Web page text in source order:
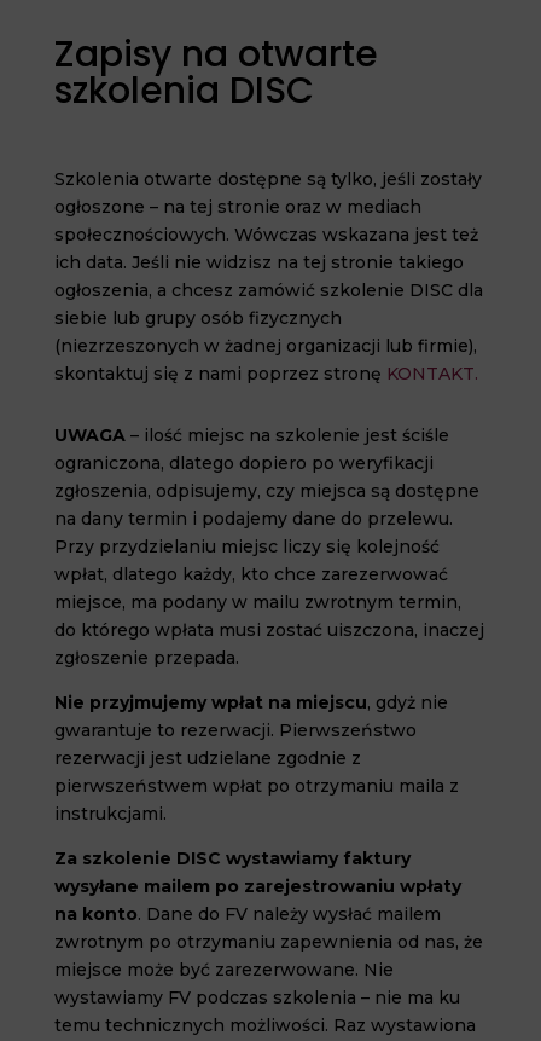
Zapisy na otwarte
szkolenia DISC
Szkolenia otwarte dostępne są tylko, jeśli zostały
ogłoszone – na tej stronie oraz w mediach
społecznościowych. Wówczas wskazana jest też
ich data. Jeśli nie widzisz na tej stronie takiego
ogłoszenia, a chcesz zamówić szkolenie DISC dla
siebie lub grupy osób fizycznych
(niezrzeszonych w żadnej organizacji lub firmie),
skontaktuj się z nami poprzez stronę KONTAKT.
UWAGA – ilość miejsc na szkolenie jest ściśle
ograniczona, dlatego dopiero po weryfikacji
zgłoszenia, odpisujemy, czy miejsca są dostępne
na dany termin i podajemy dane do przelewu.
Przy przydzielaniu miejsc liczy się kolejność
wpłat, dlatego każdy, kto chce zarezerwować
miejsce, ma podany w mailu zwrotnym termin,
do którego wpłata musi zostać uiszczona, inaczej
zgłoszenie przepada.
Nie przyjmujemy wpłat na miejscu, gdyż nie
gwarantuje to rezerwacji. Pierwszeństwo
rezerwacji jest udzielane zgodnie z
pierwszeństwem wpłat po otrzymaniu maila z
instrukcjami.
Za szkolenie DISC wystawiamy faktury
wysyłane mailem po zarejestrowaniu wpłaty
na konto. Dane do FV należy wysłać mailem
zwrotnym po otrzymaniu zapewnienia od nas, że
miejsce może być zarezerwowane. Nie
wystawiamy FV podczas szkolenia – nie ma ku
temu technicznych możliwości. Raz wystawiona